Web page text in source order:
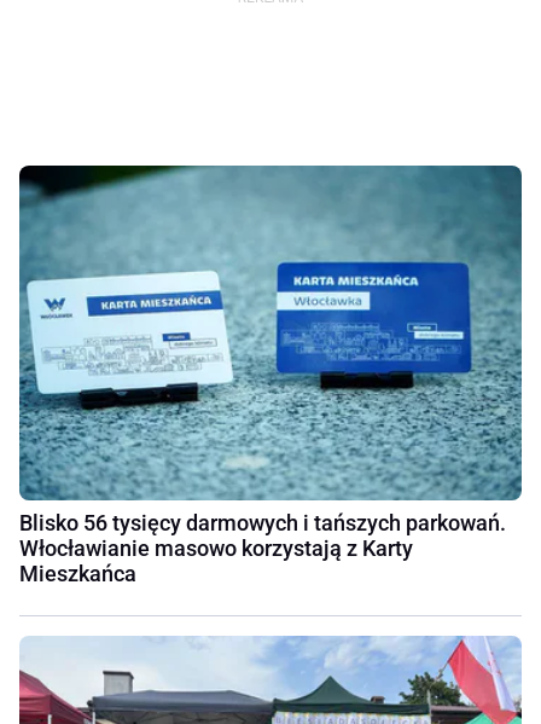
Blisko 56 tysięcy darmowych i tańszych parkowań.
Włocławianie masowo korzystają z Karty
Mieszkańca